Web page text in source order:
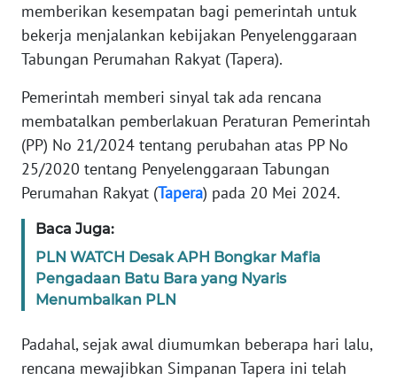
memberikan kesempatan bagi pemerintah untuk
bekerja menjalankan kebijakan Penyelenggaraan
Tabungan Perumahan Rakyat (Tapera).
Pemerintah memberi sinyal tak ada rencana
membatalkan pemberlakuan Peraturan Pemerintah
(PP) No 21/2024 tentang perubahan atas PP No
25/2020 tentang Penyelenggaraan Tabungan
Perumahan Rakyat (Tapera) pada 20 Mei 2024.
Baca Juga:
PLN WATCH Desak APH Bongkar Mafia
Pengadaan Batu Bara yang Nyaris
Menumbalkan PLN
Padahal, sejak awal diumumkan beberapa hari lalu,
rencana mewajibkan Simpanan Tapera ini telah
Informasi
INDEKS
KONTAK
KAMI
INFO
IKLAN
TENTANG
KAMI
MEDIA
SIBER